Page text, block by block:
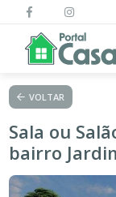
VOLTAR
Sala ou
bairro